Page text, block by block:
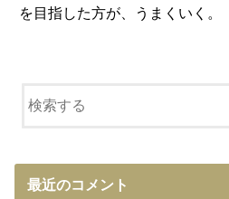
を目指した方が、うまくいく。
最近のコメント